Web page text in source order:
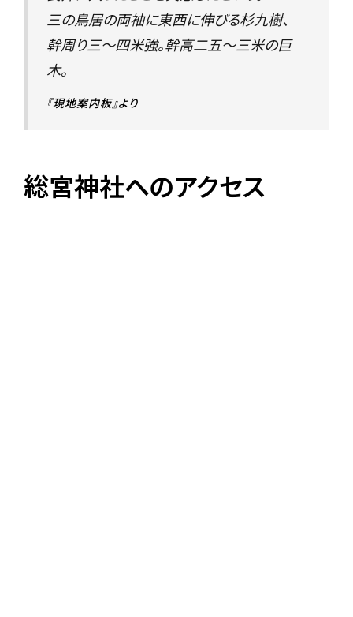
三の鳥居の両袖に東西に伸びる杉九樹、
幹周り三～四米強。幹高二五～三米の巨
木。
『現地案内板』より
総宮神社へのアクセス